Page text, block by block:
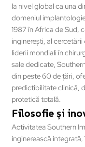
la nivel global ca una
domeniul
1987 în Africa de Sud,
inginerești, al
liderii mondiali în
sale dedicate,
din peste 60 de țări,
predictibilitate clinică,
protetică totală.
Filosofie și
Activitatea Southern
inginerească